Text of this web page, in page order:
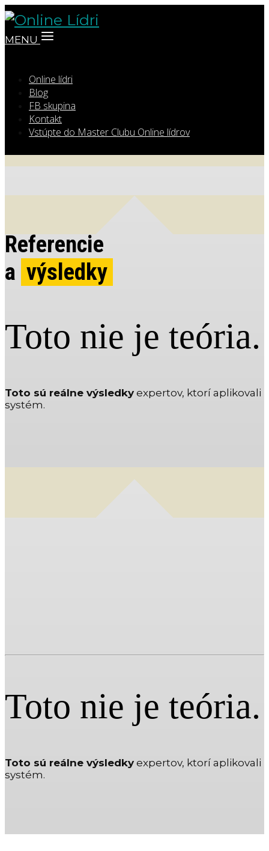
MENU
Online lídri
Blog
FB skupina
Kontakt
Vstúpte do Master Clubu Online lídrov
Referencie
a výsledky
Toto nie je teória.
Toto sú reálne výsledky expertov, ktorí aplikovali
systém.
Toto nie je teória.
Toto sú reálne výsledky expertov, ktorí aplikovali
systém.